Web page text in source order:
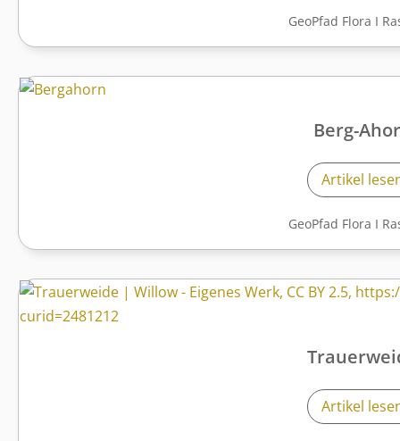
GeoPfad Flora I
Berg-
Artikel
GeoPfad Flora I
Artikel